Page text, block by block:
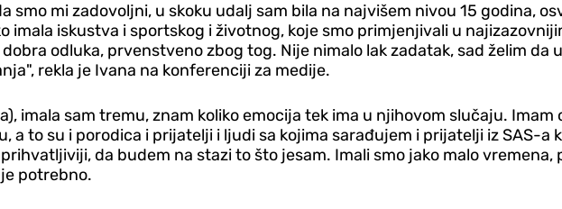
smo mi zadovoljni, u skoku udalj sam bila na najvišem nivou 15 godina,
imala iskustva i sportskog i životnog, koje smo primjenjivali u
odluka, prvenstveno zbog tog. Nije nimalo lak zadatak, sad želim
rekla je Ivana na konferenciji za medije.
imala sam tremu, znam koliko emocija tek ima u njihovom slučaju.
a to su i porodica i prijatelji i ljudi sa kojima sarađujem i prijatelji iz SAS-a
da budem na stazi to što jesam. Imali smo jako malo
potrebno.